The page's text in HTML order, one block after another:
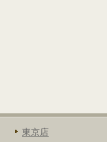
東京店